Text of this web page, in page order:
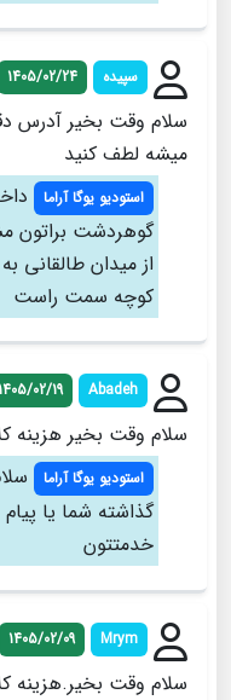
سپیده 1405/02/24
سلام وقت بخیر آدرس
میشه لطف کنید
استودیو یوگا آراما
گوهردشت براتون
از میدان طالقانی
کوچه سمت راست
Abadeh
02/19
سلام وقت بخیر هزینه
استودیو یوگا آراما
گذاشته شما یا
خدمتتون
Mrym
1405/02/09
سلام وقت بخیر.هزینه